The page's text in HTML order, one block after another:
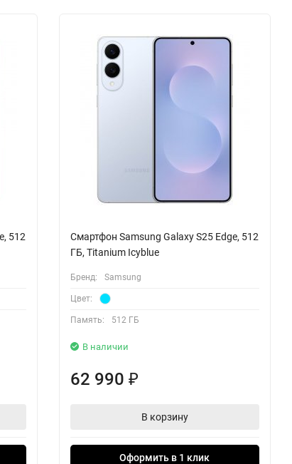
512
Смартфон Samsung Galaxy S25 Edge, 512
ГБ, Titanium Icyblue
Бренд: Samsung
Цвет:
Память: 512 ГБ
В наличии
62 990 ₽
В корзину
Оформить в 1 клик